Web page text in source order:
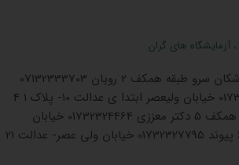
، آزمایشگاه های گران
آزمایشگاه دکتر سلیمانی آزمايشگاه عدالت 22 ساختمان پزشکان سرو طبقه همکف 2 رویان 07132333703
خیابان ولیعصر عدالت 14 -طبقه اول- واحد1 3 دی 01732226511 خیابان ولیعصر ابتدا ی عدالت 10- پلاک 1 4
آرتین 01732327112 خیابان ولیعصر عدالت 31 پلاک 9 طبقه همکف 5 دکتر معززی 01732324464 خیابان
ولیعصر -عدالت - 21ساختمان افق -طبقه چهارم - واحد 10 6 پیوند 01732327795 خیابان ولی عصر- عدالت 21